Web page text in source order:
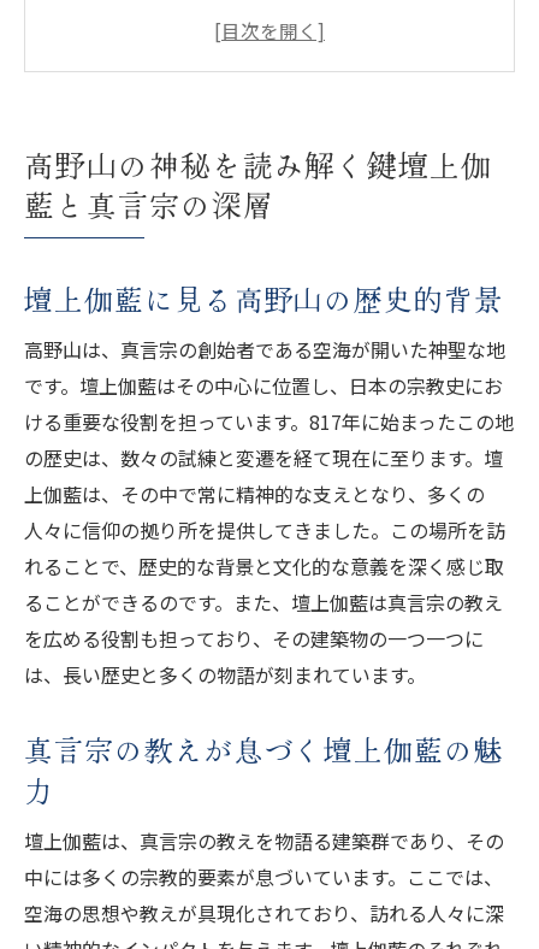
真言宗の教えが息づく壇上伽藍の魅力
訪問者に宿る壇上伽藍の神秘的体験
歴史と信仰の交差点高野山で感じる精神的成長
信仰を通じて高野山で得られる心の成長
高野山が提供する精神的進化の場
歴史と信仰が織りなす高野山の魅力
精神的成長を促す高野山での体験
高野山訪問で得られる信仰の深化
壇上伽藍の祈りが導く内なる平和と真言宗の教
え
壇上伽藍で体験する祈りの重要性
真言宗の教えを反映する壇上伽藍の儀式
内なる平和を導く真言宗の祈りの瞬間
祈りを通じて得られる精神的安定
高野山の癒しの空間で体験する心の浄化と精神
的解放
高野山で感じる心の浄化のプロセス
高野山の神秘を読み解く鍵壇上伽
藍と真言宗の深層
壇上伽藍に見る高野山の歴史的背景
高野山は、真言宗の創始者である空海が開いた神聖な地
です。壇上伽藍はその中心に位置し、日本の宗教史にお
ける重要な役割を担っています。817年に始まったこの地
の歴史は、数々の試練と変遷を経て現在に至ります。壇
上伽藍は、その中で常に精神的な支えとなり、多くの
人々に信仰の拠り所を提供してきました。この場所を訪
れることで、歴史的な背景と文化的な意義を深く感じ取
ることができるのです。また、壇上伽藍は真言宗の教え
を広める役割も担っており、その建築物の一つ一つに
は、長い歴史と多くの物語が刻まれています。
真言宗の教えが息づく壇上伽藍の魅
力
壇上伽藍は、真言宗の教えを物語る建築群であり、その
中には多くの宗教的要素が息づいています。ここでは、
空海の思想や教えが具現化されており、訪れる人々に深